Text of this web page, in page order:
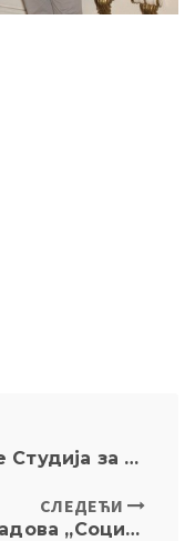
Одржано представљање Студија за иновацију знања из области права заштите података о личности
СЛЕДЕЋИ
Представљен зборник радова „Социјалистичко право у Југославији 1945-1990“